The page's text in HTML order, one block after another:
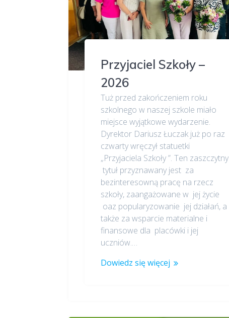
Przyjaciel Szkoły –
2026
Tuż przed zakończeniem roku
szkolnego w naszej szkole miało
miejsce wyjątkowe wydarzenie.
Dyrektor Dariusz Łuczak już po raz
czwarty wręczył statuetki
„Przyjaciela Szkoły ”. Ten zaszczytny
tytuł przyznawany jest za
bezinteresowną pracę na rzecz
szkoły, zaangażowane w jej życie
oaz popularyzowanie jej działań, a
także za wsparcie materialne i
finansowe dla placówki i jej
uczniów.…
Dowiedz się więcej